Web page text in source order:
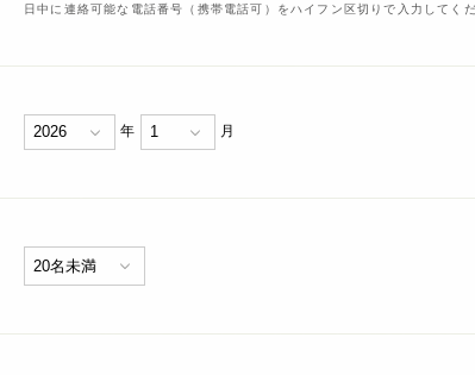
日中に連絡可能な電話番号（携帯電話可）をハイフン区切りで入力してくだ
年 月